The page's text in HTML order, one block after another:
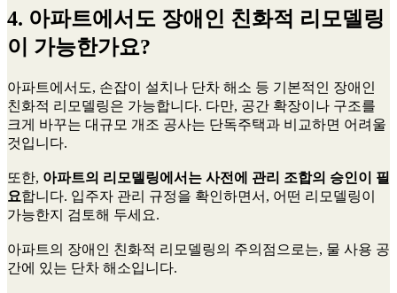
4. 아파트에서도 장애인 친화적 리모델링
이 가능한가요?
아파트에서도, 손잡이 설치나 단차 해소 등 기본적인 장애인
친화적 리모델링은 가능합니다. 다만, 공간 확장이나 구조를
크게 바꾸는 대규모 개조 공사는 단독주택과 비교하면 어려울
것입니다.
또한, 아파트의 리모델링에서는 사전에 관리 조합의 승인이 필
요합니다. 입주자 관리 규정을 확인하면서, 어떤 리모델링이
가능한지 검토해 두세요.
아파트의 장애인 친화적 리모델링의 주의점으로는, 물 사용 공
간에 있는 단차 해소입니다.